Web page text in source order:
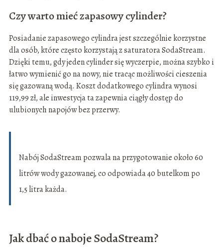
Czy warto mieć zapasowy cylinder?
Posiadanie zapasowego cylindra jest szczególnie korzystne
dla osób, które często korzystają z saturatora SodaStream.
Dzięki temu, gdy jeden cylinder się wyczerpie, można szybko i
łatwo wymienić go na nowy, nie tracąc możliwości cieszenia
się gazowaną wodą. Koszt dodatkowego cylindra wynosi
119,99 zł, ale inwestycja ta zapewnia ciągły dostęp do
ulubionych napojów bez przerwy.
Nabój SodaStream pozwala na przygotowanie około 60
litrów wody gazowanej, co odpowiada 40 butelkom po
1,5 litra każda.
Jak dbać o naboje SodaStream?